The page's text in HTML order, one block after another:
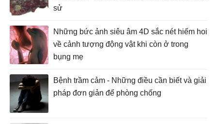
sử
Những bức ảnh siêu âm 4D sắc nét hiếm hoi
về cảnh tượng động vật khi còn ở trong
bụng mẹ
Bệnh trầm cảm - Những điều cần biết và giải
pháp đơn giản để phòng chống